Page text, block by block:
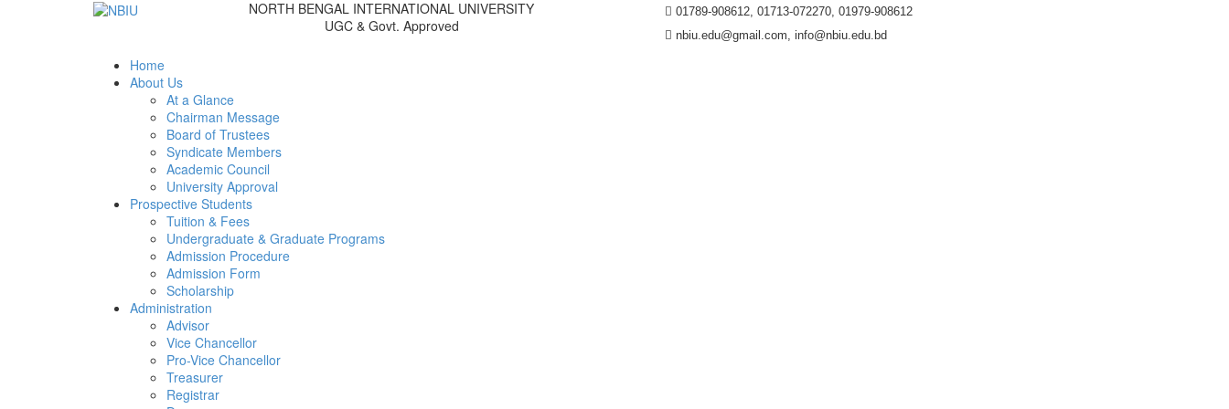
NORTH BENGAL INTERNATIONAL UNIVERSITY
UGC & Govt. Approved
01789-908612, 01713-072270, 01979-908612
nbiu.edu@gmail.com, info@nbiu.edu.bd
Home
About Us
At a Glance
Chairman Message
Board of Trustees
Syndicate Members
Academic Council
University Approval
Prospective Students
Tuition & Fees
Undergraduate & Graduate Programs
Admission Procedure
Admission Form
Scholarship
Administration
Advisor
Vice Chancellor
Pro-Vice Chancellor
Treasurer
Registrar